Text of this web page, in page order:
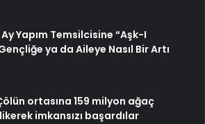
Yapım Temsilcisine “Aşk-I
ya da Aileye Nasıl Bir Artı
ortasına 159 milyon ağaç
imkansızı başardılar